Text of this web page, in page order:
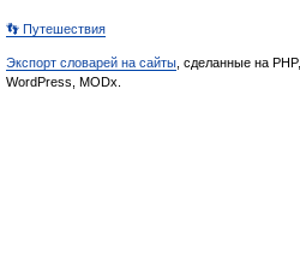
👣 Путешествия
Экспорт словарей на сайты , сделанные на PHP,
WordPress, MODx.